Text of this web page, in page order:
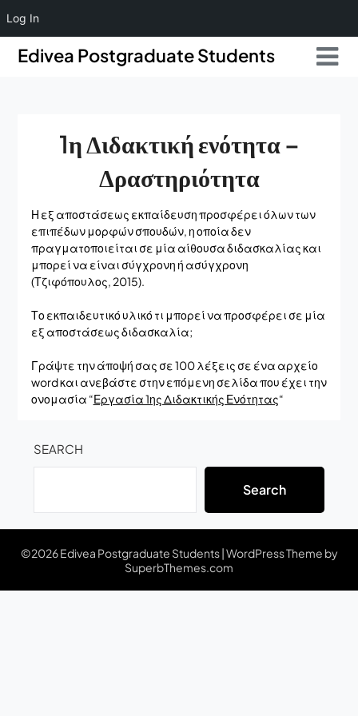
Log In
Skip
SkipEdivea Postgraduate Students
1η Διδακτική ενότητα –
Δραστηριότητα
Η εξ αποστάσεως εκπαίδευση προσφέρει όλων των
επιπέδων μορφών σπουδών, η οποία δεν
πραγματοποιείται σε μία αίθουσα διδασκαλίας και
μπορεί να είναι σύγχρονη ή ασύγχρονη
(Τζιφόπουλος, 2015).
Το εκπαιδευτικό υλικό τι μπορεί να προσφέρει σε μία
εξ αποστάσεως διδασκαλία;
Γράψτε την άποψή σας σε 100 λέξεις σε ένα αρχείο
word και ανεβάστε στην επόμενη σελίδα που έχει την
ονομασία “Εργασία 1ης Διδακτικής Ενότητας“
SEARCH
Search
©2026 Edivea Postgraduate Students| WordPress Theme by
SuperbThemes.com